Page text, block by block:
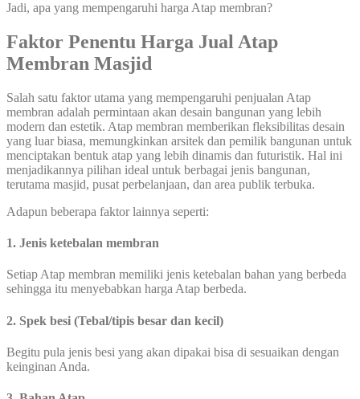
Jadi, apa yang mempengaruhi harga Atap membran?
Faktor Penentu Harga Jual Atap
Membran Masjid
Salah satu faktor utama yang mempengaruhi penjualan Atap
membran adalah permintaan akan desain bangunan yang lebih
modern dan estetik. Atap membran memberikan fleksibilitas desain
yang luar biasa, memungkinkan arsitek dan pemilik bangunan untuk
menciptakan bentuk atap yang lebih dinamis dan futuristik. Hal ini
menjadikannya pilihan ideal untuk berbagai jenis bangunan,
terutama masjid, pusat perbelanjaan, dan area publik terbuka.
Adapun beberapa faktor lainnya seperti:
1. Jenis ketebalan membran
Setiap Atap membran memiliki jenis ketebalan bahan yang berbeda
sehingga itu menyebabkan harga Atap berbeda.
2. Spek besi (Tebal/tipis besar dan kecil)
Begitu pula jenis besi yang akan dipakai bisa di sesuaikan dengan
keinginan Anda.